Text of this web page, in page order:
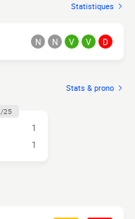
Statistiques
N N V V D
Stats & prono
25
1
1